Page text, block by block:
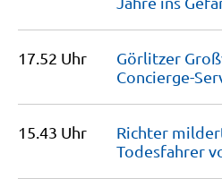
17.52 Uhr
Görlitzer
Concierge-
15.43 Uhr
Richter
Todesfahrer